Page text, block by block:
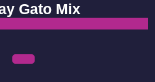
Gato Mix